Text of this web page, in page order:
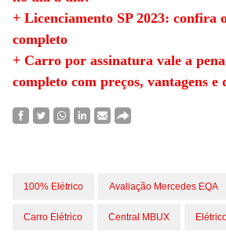
+ Licenciamento SP 2023: confira
completo
+ Carro por assinatura vale a
completo com preços, vantagens e
100% Elétrico Avaliação Mercedes EQA
Carro Elétrico Central MBUX